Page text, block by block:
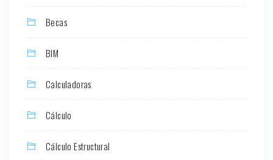
Becas
BIM
Calculadoras
Cálculo
Cálculo Estructural